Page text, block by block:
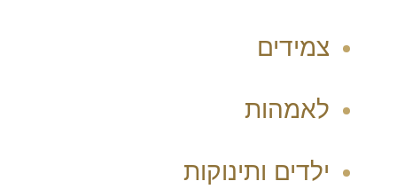
צמידים
לאמהות
ילדים ותינוקות